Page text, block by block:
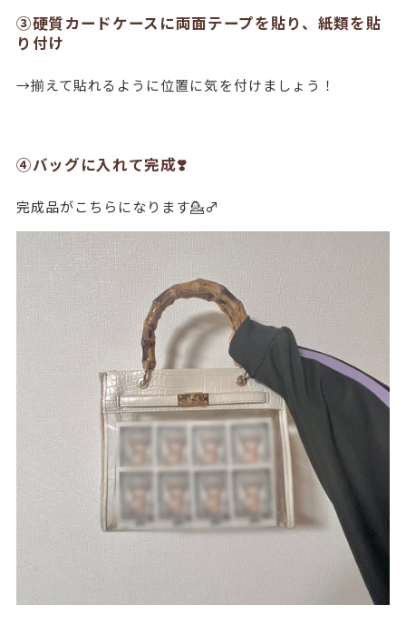
③硬質カードケースに両面テープを貼り、紙類を貼
り付け
→揃えて貼れるように位置に気を付けましょう！
④バッグに入れて完成❣️
完成品がこちらになります💁♂️